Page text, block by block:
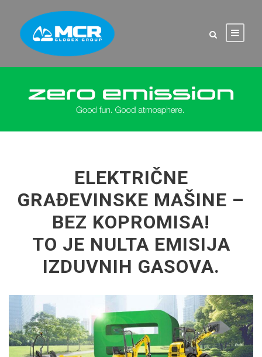
ELEKTRIČNE
GRAĐEVINSKE MAŠINE –
BEZ KOPROMISA!
TO JE NULTA EMISIJA
IZDUVNIH GASOVA.